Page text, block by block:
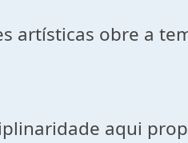
artísticas obre a
aqui